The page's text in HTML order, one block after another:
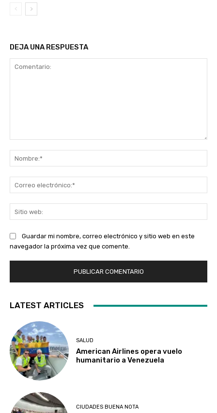
DEJA UNA RESPUESTA
Guardar mi nombre, correo electrónico y sitio web en este
navegador la próxima vez que comente.
LATEST ARTICLES
SALUD
American Airlines opera vuelo
humanitario a Venezuela
CIUDADES BUENA NOTA